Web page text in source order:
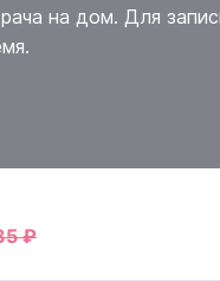
на дом. Для
₽